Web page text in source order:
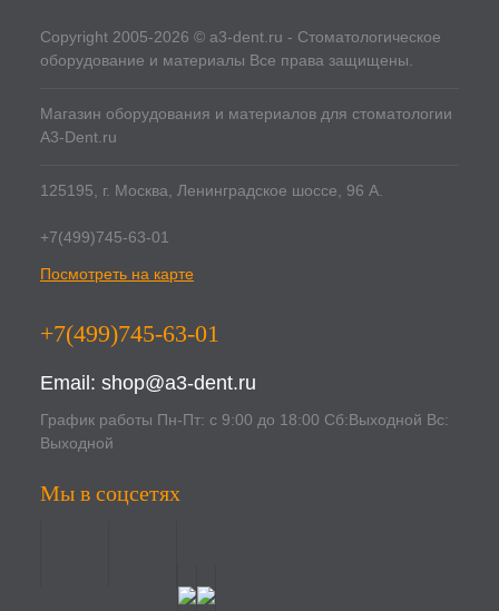
Copyright 2005-2026 © a3-dent.ru - Стоматологическое
оборудование и материалы Все права защищены.
Магазин оборудования и материалов для стоматологии
A3-Dent.ru
125195, г. Москва, Ленинградское шоссе, 96 А.
+7(499)745-63-01
Посмотреть на карте
+7(499)745-63-01
Email: shop@a3-dent.ru
График работы Пн-Пт: с 9:00 до 18:00 Сб:Выходной Вс:
Выходной
Мы в соцсетях